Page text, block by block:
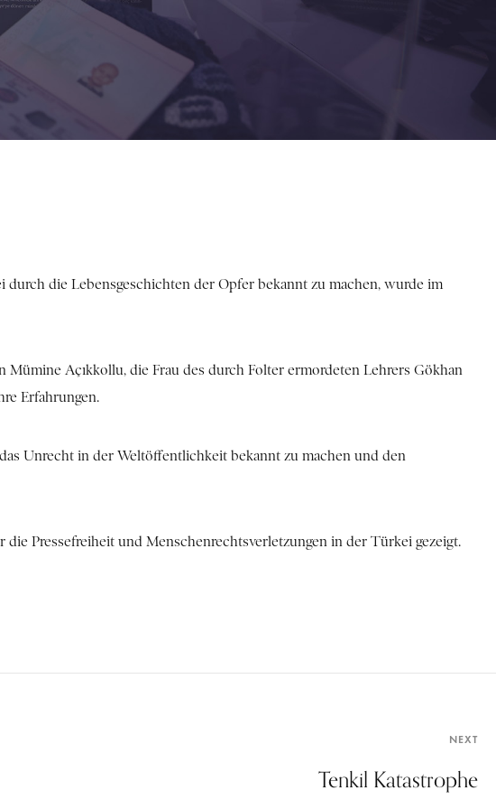
die Lebensgeschichten der Opfer bekannt zu machen, wurde im
Açıkkollu, die Frau des durch Folter ermordeten Lehrers Gökhan
Erfahrungen.
Unrecht in der Weltöffentlichkeit bekannt zu machen und den
Pressefreiheit und Menschenrechtsverletzungen in der Türkei gezeigt.
NEXT
Tenkil Katastrophe